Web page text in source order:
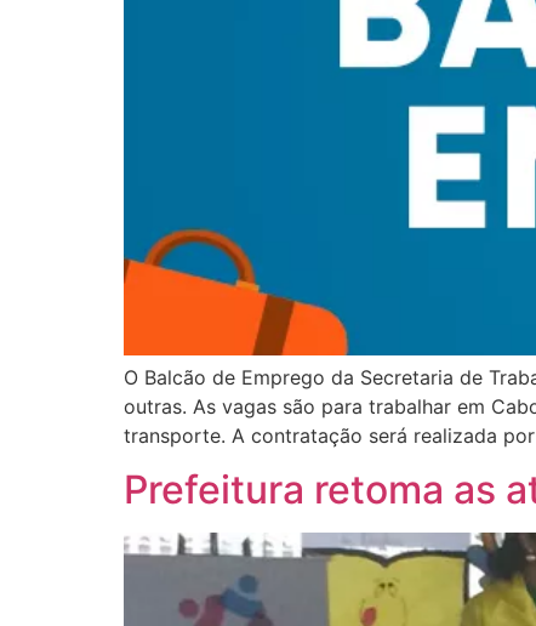
O Balcão de Emprego da Secretaria de
outras. As vagas são para trabalhar em
transporte. A contratação será realizada
Prefeitura retoma as